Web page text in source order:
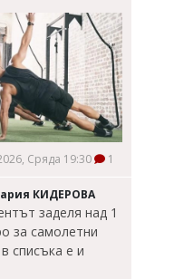
Сряда 19:30 1
КИДЕРОВА
заделя над 1
за самолетни
списъка е и